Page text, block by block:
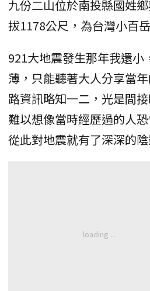
九份二山位於南投縣國姓
拔1178公尺，為台灣小百
921大地震發生那年我還小
薄，只能聽著大人分享當
路資訊略知一二，光是間
難以想像當時經歷過的人
從此對地震就有了深深的陰